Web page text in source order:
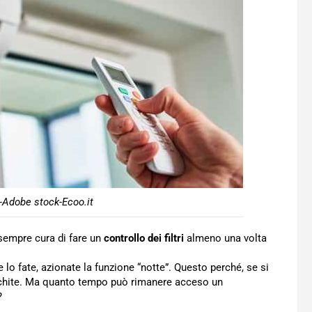
stock-Ecoo.it
cura di fare un controllo dei filtri almeno una volta
fate, azionate la funzione “notte”. Questo perché, se si
Ma quanto tempo può rimanere acceso un